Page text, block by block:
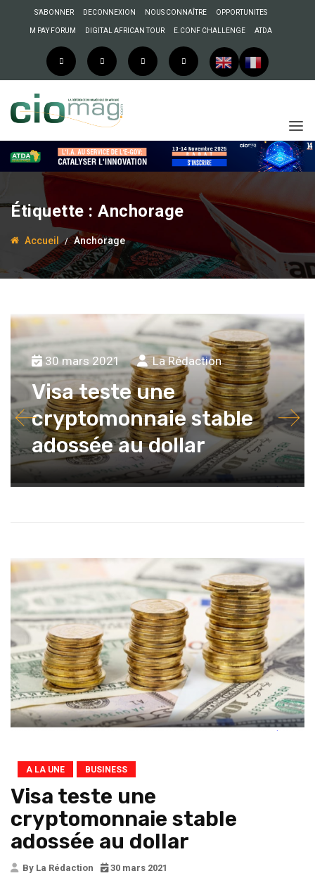
S’ABONNER DECONNEXION NOUS CONNAÎTRE OPPORTUNITES
M PAY FORUM DIGITAL AFRICAN TOUR E.CONF CHALLENGE ATDA
Étiquette : Anchorage
Accueil Anchorage
30 mars 2021 La Rédaction
Visa teste une
cryptomonnaie stable
adossée au dollar
A LA UNE BUSINESS
Visa teste une
cryptomonnaie stable
adossée au dollar
By La Rédaction
30 mars 2021